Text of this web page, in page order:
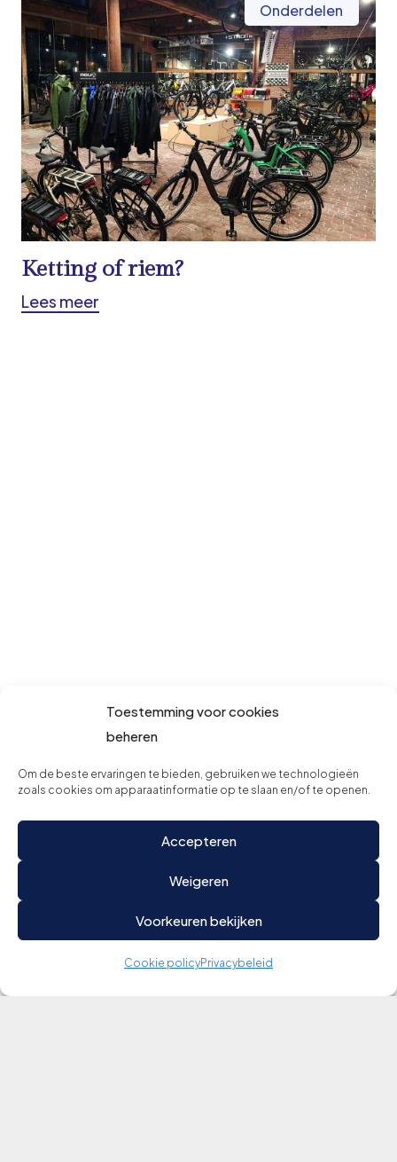
Toestemming voor cookies
beheren
Om de beste ervaringen te bieden, gebruiken we technologieën
zoals cookies om apparaatinformatie op te slaan en/of te openen.
Accepteren
Weigeren
Voorkeuren bekijken
Cookie policyPrivacybeleid
Onderdelen
Ketting of riem?
Lees meer